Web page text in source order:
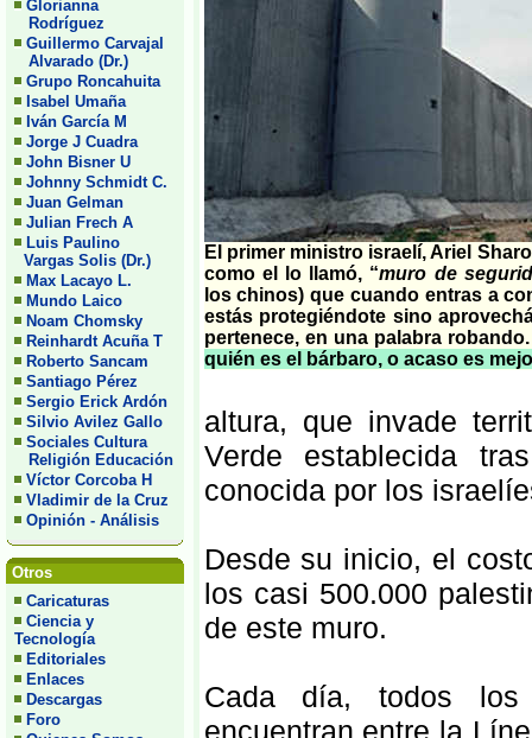
Glorianna
Rodríguez
Guillermo Carvajal
Alvarado (Dr.)
Grupo Roncahuita
Isabel Umaña
Iván García M
Jorge J Cuadra
John Bisner U
Johnny Schmidt C.
Juan Gelman
Julian Frech A
Luis Paulino
Vargas Solis (Dr.)
Max Lacayo L.
Mundo Laico
Noam Chomsky
Reinhardt Acuña T
Roberto Sancam
Santiago Pérez
Sergio Erick Ardón
Silvio Avilez Gallo
Sociales Cultura
Religión Educación
Víctor Corcoba H
Vladimir de la Cruz
Opinión - Análisis
Otros
Caricaturas
Ciencia y
Tecnología
Editoriales
Enlaces
Descargas
Foro
El primer ministro israelí, Ariel
como el lo llamó, “muro de
los chinos) que cuando entras a
estás protegiéndote sino
pertenece, en una palabra
quién es el bárbaro, o acaso es
altura, que invade
Verde establecida
conocida por los
Desde su inicio, el
los casi 500.000
de este muro.
Cada día, todos los
encuentran entre la